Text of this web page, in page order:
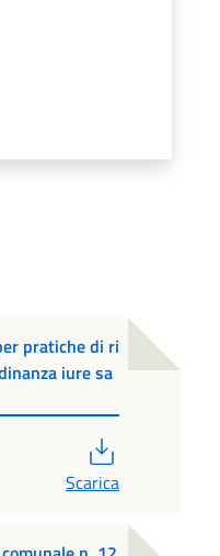
pratiche di ri
iure sa
Scarica